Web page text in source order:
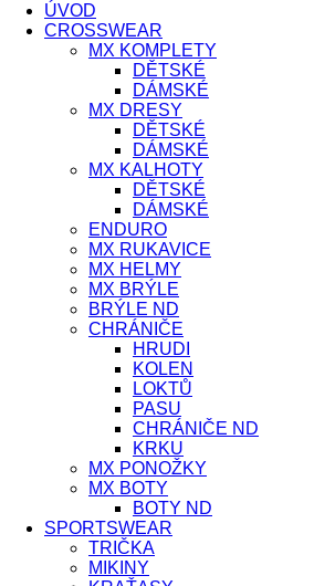
ÚVOD
CROSSWEAR
MX KOMPLETY
DĚTSKÉ
DÁMSKÉ
MX DRESY
DĚTSKÉ
DÁMSKÉ
MX KALHOTY
DĚTSKÉ
DÁMSKÉ
ENDURO
MX RUKAVICE
MX HELMY
MX BRÝLE
BRÝLE ND
CHRÁNIČE
HRUDI
KOLEN
LOKTŮ
PASU
CHRÁNIČE ND
KRKU
MX PONOŽKY
MX BOTY
BOTY ND
SPORTSWEAR
TRIČKA
MIKINY